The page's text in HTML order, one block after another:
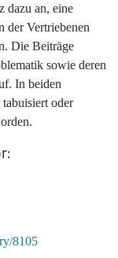
dazu an, eine
der Vertriebenen
Die Beiträge
sowie deren
In beiden
oder
8105